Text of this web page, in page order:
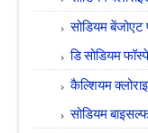
सोडियम बेंजोएट
डि सोडियम
कैल्शियम
सोडियम